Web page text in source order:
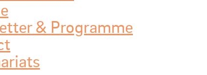
& Programme